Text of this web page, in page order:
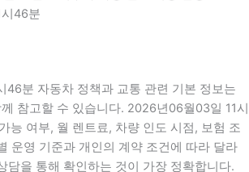
46분
46분 자동차 정책과 교통 관련 기본 정보는
참고할 수 있습니다. 2026년06월03일 11시
능 여부, 월 렌트료, 차량 인도 시점, 보험 조
운영 기준과 개인의 계약 조건에 따라 달라
담을 통해 확인하는 것이 가장 정확합니다.